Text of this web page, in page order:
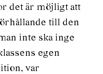
det är möjligt att
till den
inte ska inge
egen
var